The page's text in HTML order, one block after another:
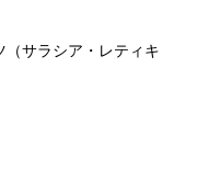
サラシア・レティキ